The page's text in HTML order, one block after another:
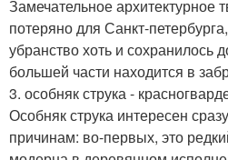
Замечательное архитектурное
потеряно для Санкт-
убранство хоть и сохранилось
большей части находится в
3. особняк струка -
Особняк струка интересен
причинам: во-первых, это